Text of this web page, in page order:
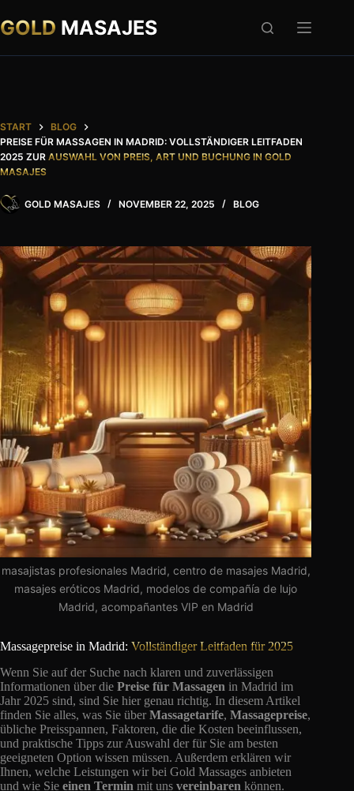
Inhalt
springen
GOLD MASAJES
START
BLOG
PREISE FÜR MASSAGEN IN MADRID: VOLLSTÄNDIGER LEITFADEN
2025 ZUR AUSWAHL VON PREIS, ART UND BUCHUNG IN GOLD
MASAJES
GOLD MASAJES NOVEMBER 22, 2025 BLOG
masajistas profesionales Madrid, centro de masajes Madrid,
masajes eróticos Madrid, modelos de compañía de lujo
Madrid, acompañantes VIP en Madrid
Massagepreise in Madrid: Vollständiger Leitfaden für 2025
Wenn Sie auf der Suche nach klaren und zuverlässigen
Informationen über die Preise für Massagen in Madrid im
Jahr 2025 sind, sind Sie hier genau richtig. In diesem Artikel
finden Sie alles, was Sie über Massagetarife, Massagepreise,
übliche Preisspannen, Faktoren, die die Kosten beeinflussen,
und praktische Tipps zur Auswahl der für Sie am besten
geeigneten Option wissen müssen. Außerdem erklären wir
Ihnen, welche Leistungen wir bei Gold Massages anbieten
und wie Sie einen Termin mit uns vereinbaren können.